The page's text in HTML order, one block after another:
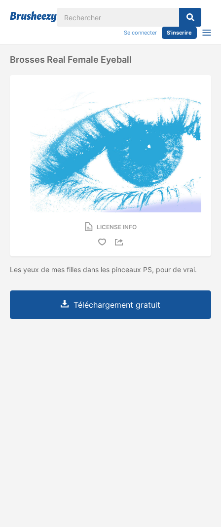
Se connecter S'inscrire
Brosses Real Female Eyeball
LICENSE INFO
Les yeux de mes filles dans les pinceaux PS, pour de vrai.
Téléchargement gratuit